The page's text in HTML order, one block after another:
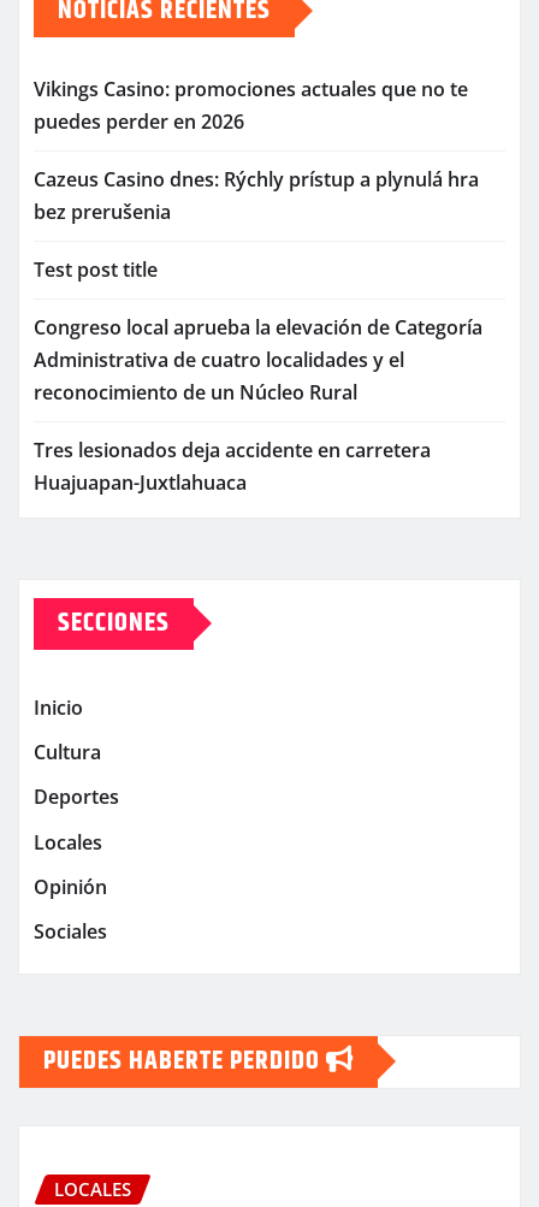
NOTICIAS RECIENTES
Vikings Casino: promociones actuales que no te
puedes perder en 2026
Cazeus Casino dnes: Rýchly prístup a plynulá hra
bez prerušenia
Test post title
Congreso local aprueba la elevación de Categoría
Administrativa de cuatro localidades y el
reconocimiento de un Núcleo Rural
Tres lesionados deja accidente en carretera
Huajuapan-Juxtlahuaca
SECCIONES
Inicio
Cultura
Deportes
Locales
Opinión
Sociales
PUEDES HABERTE PERDIDO
LOCALES